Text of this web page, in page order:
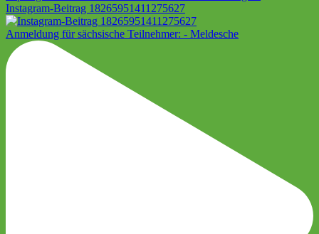
Instagram-Beitrag 18265951411275627
Anmeldung für sächsische Teilnehmer: - Meldesche